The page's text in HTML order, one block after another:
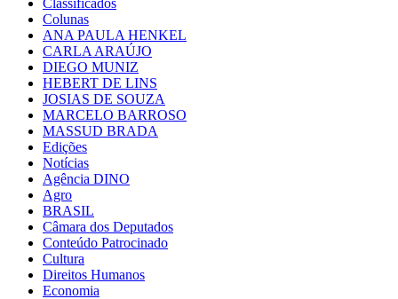
Classificados
Colunas
ANA PAULA HENKEL
CARLA ARAÚJO
DIEGO MUNIZ
HEBERT DE LINS
JOSIAS DE SOUZA
MARCELO BARROSO
MASSUD BRADA
Edições
Notícias
Agência DINO
Agro
BRASIL
Câmara dos Deputados
Conteúdo Patrocinado
Cultura
Direitos Humanos
Economia